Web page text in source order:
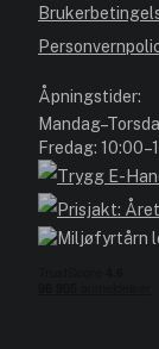
Åpningstider:
Fredag: